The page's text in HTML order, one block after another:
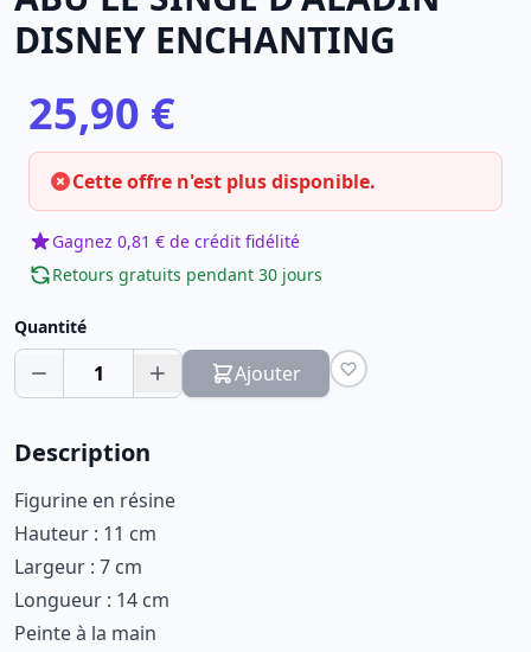
DISNEY ENCHANTING
25,90 €
Cette offre n'est plus disponible.
Gagnez 0,81 € de crédit fidélité
Retours gratuits pendant 30 jours
Quantité
1 Ajouter
Description
Figurine en résine
Hauteur : 11 cm
Largeur : 7 cm
Longueur : 14 cm
Peinte à la main